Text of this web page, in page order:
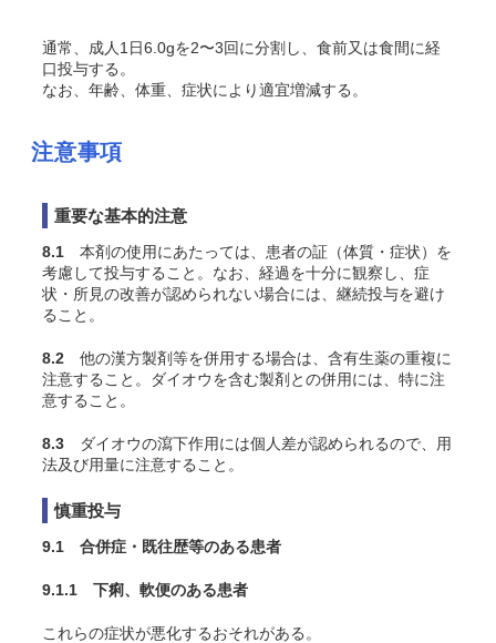
通常、成人1日6.0gを2〜3回に分割し、食前又は食間に経
口投与する。
なお、年齢、体重、症状により適宜増減する。
注意事項
重要な基本的注意
8.1 本剤の使用にあたっては、患者の証（体質・症状）を
考慮して投与すること。なお、経過を十分に観察し、症
状・所見の改善が認められない場合には、継続投与を避け
ること。
8.2 他の漢方製剤等を併用する場合は、含有生薬の重複に
注意すること。ダイオウを含む製剤との併用には、特に注
意すること。
8.3 ダイオウの瀉下作用には個人差が認められるので、用
法及び用量に注意すること。
慎重投与
9.1 合併症・既往歴等のある患者
9.1.1 下痢、軟便のある患者
これらの症状が悪化するおそれがある。